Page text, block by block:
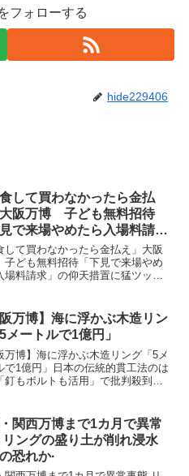
フォローする
hide229406
食して買わなかったら金払
阪万博 子ども無料招待
見で来場やめたら入場料請
の仰天措置に猛ツッコミ
して買わなかったら金払え」大阪
ども無料招待「下見で来場やめ
場料請求」の仰天措置に猛ツッコ
」の開幕まで残り200日を切った。
」の盛り上...
阪万博】海に浮かぶ木造リン
メートルで1億円」
万博】海に浮かぶ木造リング「5メ
で1億円」日本の伝統的貫工法のは
釘もボルトも活用」で批判殺到
まっている。 建設費は約344億
ングで使...
関西万博まで1カ月で異常
リングの盛り土が削れ浸水
恐れか·